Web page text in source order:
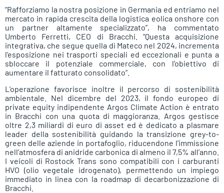
“Rafforziamo la nostra posizione in Germania ed entriamo nel
mercato in rapida crescita della logistica eolica onshore con
un partner altamente specializzato”, ha commentato
Umberto Ferretti, CEO di Bracchi. “Questa acquisizione
integrativa, che segue quella di Mateco nel 2024, incrementa
l’esposizione nei trasporti speciali ed eccezionali e punta a
sbloccare il potenziale commerciale, con l’obiettivo di
aumentare il fatturato consolidato”.
L’operazione favorisce inoltre il percorso di sostenibilità
ambientale. Nel dicembre del 2023, il fondo europeo di
private equity indipendente Argos Climate Action è entrato
in Bracchi con una quota di maggioranza. Argos gestisce
oltre 2,3 miliardi di euro di asset ed è dedicato a plasmare
leader della sostenibilità guidando la transizione grey-to-
green delle aziende in portafoglio, riducendone l’immissione
nell’atmosfera di anidride carbonica di almeno il 7,5% all’anno.
I veicoli di Rostock Trans sono compatibili con i carburanti
HVO (olio vegetale idrogenato), permettendo un impiego
immediato in linea con la roadmap di decarbonizzazione di
Bracchi.